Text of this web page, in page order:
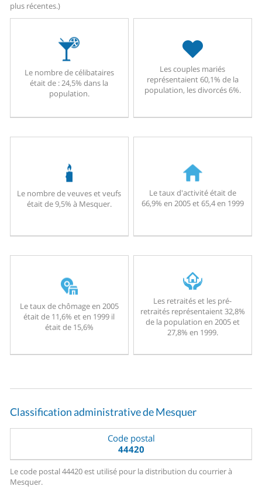
plus récentes.)
Le nombre de célibataires
était de : 24,5% dans la
population.
Les couples mariés
représentaient 60,1% de la
population, les divorcés 6%.
Le nombre de veuves et veufs
était de 9,5% à Mesquer.
Le taux d'activité était de
66,9% en 2005 et 65,4 en 1999
Le taux de chômage en 2005
était de 11,6% et en 1999 il
était de 15,6%
Les retraités et les pré-
retraités représentaient 32,8%
de la population en 2005 et
27,8% en 1999.
Classification administrative de Mesquer
Code postal
44420
Le code postal 44420 est utilisé pour la distribution du courrier à
Mesquer.